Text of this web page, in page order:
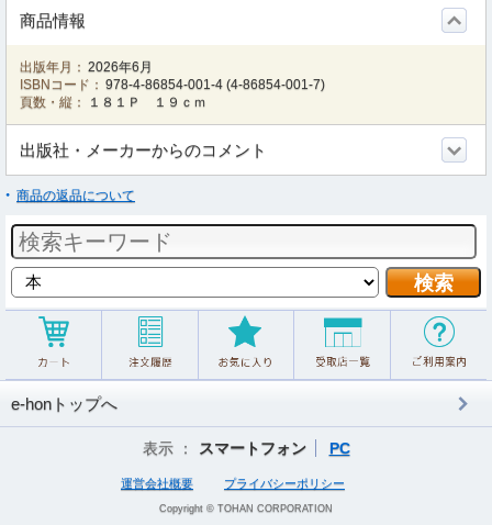
商品情報
出版年月： 2026年6月
ISBNコード： 978-4-86854-001-4 (4-86854-001-7)
頁数・縦：
１８１Ｐ １９ｃｍ
出版社・メーカーからのコメント
商品の返品について
e-honトップへ
表示 ： スマートフォン PC
運営会社概要 プライバシーポリシー
Copyright © TOHAN CORPORATION